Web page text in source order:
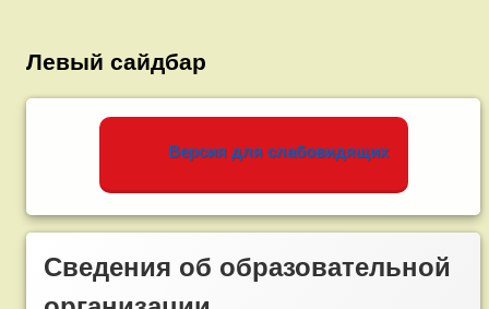
Левый сайдбар
Версия для слабовидящих
Сведения об образовательной